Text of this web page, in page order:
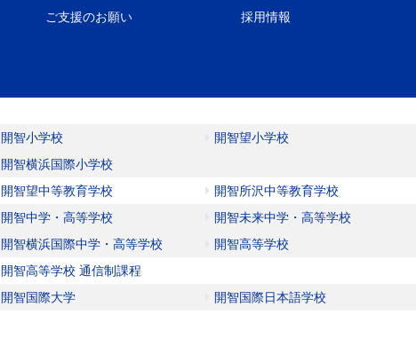
ご支援のお願い 採用情報
開智小学校 開智望小学校
開智横浜国際小学校
開智望中等教育学校
開智所沢中等教育学校
開智中学・高等学校 開智未来中学・高等学校
開智横浜国際中学・高等学校
開智高等学校
開智高等学校 通信制課程
開智国際大学 開智国際日本語学校